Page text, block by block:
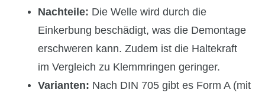
Nachteile: Die Welle wird durch die
Einkerbung beschädigt, was die Demontage
erschweren kann. Zudem ist die Haltekraft
im Vergleich zu Klemmringen geringer.
Varianten: Nach DIN 705 gibt es Form A (mit